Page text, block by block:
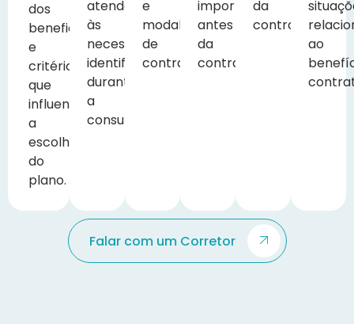
dos
beneficiários
e
critérios
que
influenciam
a
escolha
do
plano.
atendam
às
necessidades
identificadas
durante
a
consultoria.
e
modalidades
de
contratação.
importantes
antes
da
contratação.
da
contratação.
ao
Falar com um Corretor